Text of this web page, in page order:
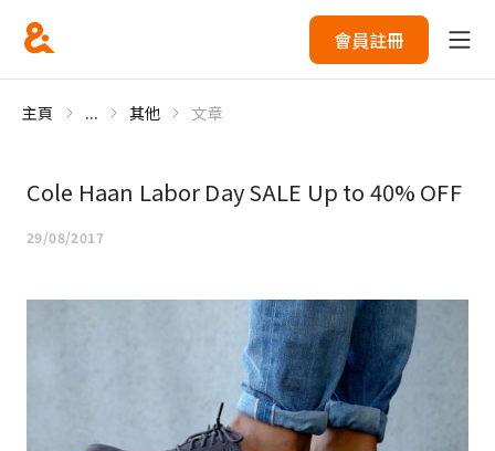
會員註冊
主頁 ... 其他 文章
Cole Haan Labor Day SALE Up to 40% OFF
29/08/2017